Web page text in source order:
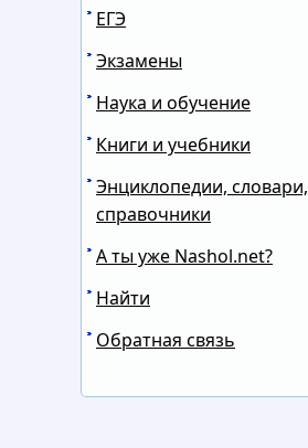
ЕГЭ
Экзамены
Наука и обучение
Книги и учебники
Энциклопедии, словари,
справочники
А ты уже Nashol.net?
Найти
Обратная связь